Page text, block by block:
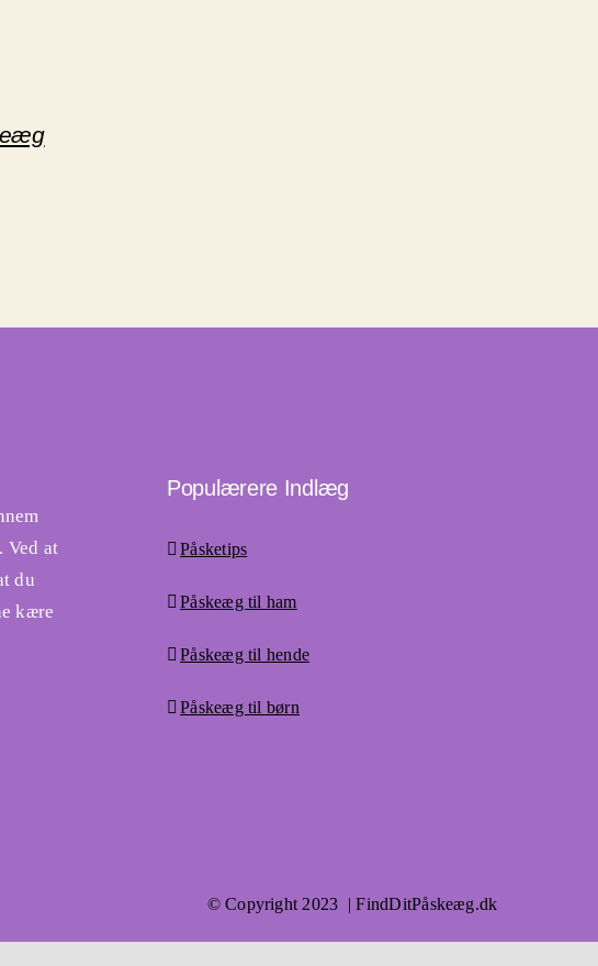
Ved at
du
kære
Populærere Indlæg
Påsketips
Påskeæg til ham
Påskeæg til hende
Påskeæg til børn
© Copyright 2023 | FindDitPåskeæg.dk